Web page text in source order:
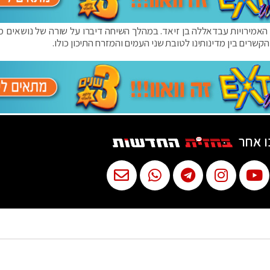
עבדאללה בן זיאד. במהלך השיחה דיברו על שורה של נושאים
בין מדינותינו לטובת שני העמים והמזרח התיכון כולו.
אחר